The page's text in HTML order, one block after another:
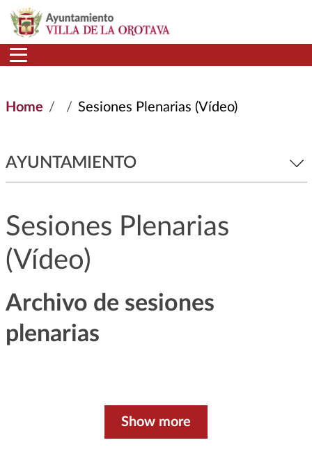
Skip to main content
Home Sesiones Plenarias (Vídeo)
AYUNTAMIENTO
Sesiones Plenarias
(Vídeo)
Archivo de sesiones
plenarias
Show more